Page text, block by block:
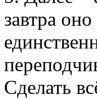
завтра
Сделать